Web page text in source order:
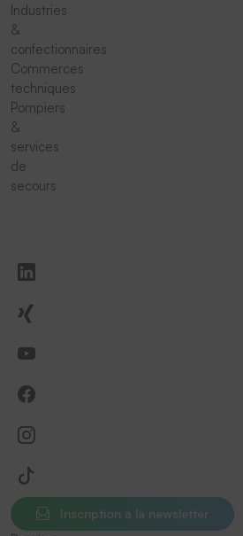
Industries
&
confectionnaires
Commerces
techniques
Pompiers
&
services
de
secours
Inscription à la newsletter